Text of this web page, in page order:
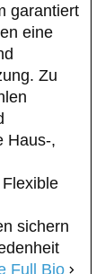
garantiert
eine
Zu
Haus-,
sichern
Full Bio